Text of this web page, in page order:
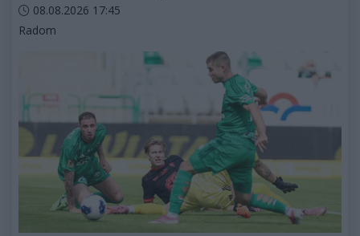
Data dodania artykułu:
08.08.2026 17:45
Kategorie artykułu:
Radom